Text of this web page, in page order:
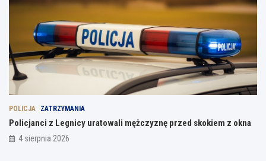
POLICJA ZATRZYMANIA
Policjanci z Legnicy uratowali mężczyznę przed skokiem z okna
4 sierpnia 2026